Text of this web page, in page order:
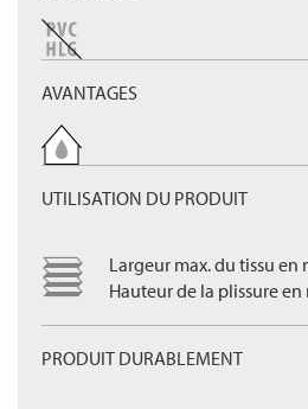
AVANTAGES
UTILISATION DU PRODUIT
Largeur max. du tissu en
Hauteur de la plissure en
PRODUIT DURABLEMENT